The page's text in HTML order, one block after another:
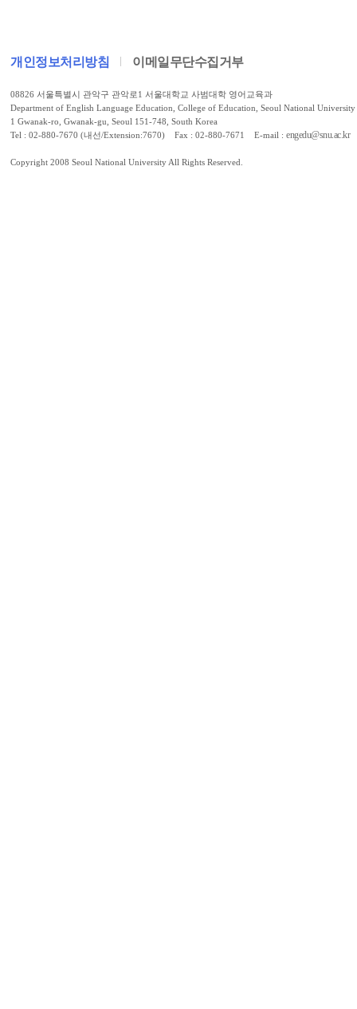
개인정보처리방침 이메일무단수집거부
08826 서울특별시 관악구 관악로1 서울대학교 사범대학 영어교육과
Department of English Language Education, College of Education, Seoul National University
1 Gwanak-ro, Gwanak-gu, Seoul 151-748, South Korea
Tel : 02-880-7670 (내선/Extension:7670) Fax : 02-880-7671 E-mail : engedu@snu.ac.kr
Copyright 2008 Seoul National University All Rights Reserved.